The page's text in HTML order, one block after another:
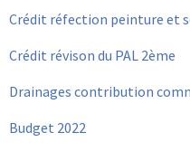
Crédit réfection peinture et
Crédit révison du PAL 2ème
Drainages contribution
Budget 2022